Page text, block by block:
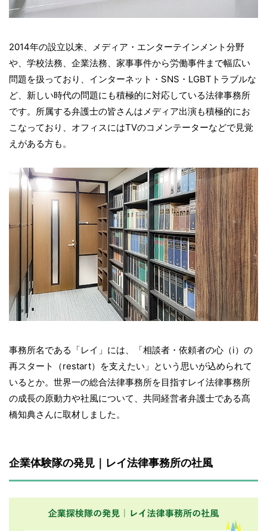
2014年の設立以来、メディア・エンターテインメント分野
や、学校法務、企業法務、家事事件から労働事件まで幅広い
問題を扱っており、インターネット・SNS・LGBTトラブルな
ど、新しい時代の問題にも積極的に対応している法律事務所
です。所属する弁護士の皆さんはメディア出演も積極的にお
こなっており、オフィスにはTVのコメンテーターなどで見覚
えがある方も。
事務所名である「レイ」には、「相談者・依頼者の心（i）の
再スタート（restart）を支えたい」という思いが込められて
いるとか。世界一の総合法律事務所を目指すレイ法律事務所
の成長の原動力や社風について、共同経営者弁護士である髙
橋知典さんに取材しました。
企業体験隊の発見｜レイ法律事務所の社風